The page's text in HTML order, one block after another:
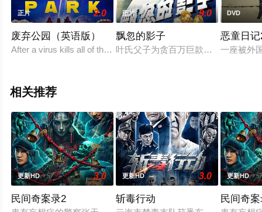
正片 2.0
废弃公园（英语版）
After a virus kills all of the Earth's adults, rival children
正片 9.0
飘忽的影子
叶氏父子为贪百万巨款，落难逃恢恢
DVD
恶童日记
一座被外
相关推荐
更新HD 3.0
民间奇案录2
更新HD 3.0
斩毒行动
更新HD
民间奇